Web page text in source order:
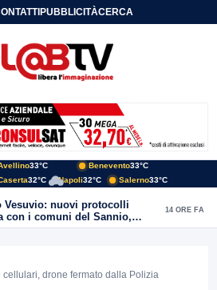
PUBBLICITÀCERCA
33°C Benevento33°C
32°C Napoli32°C Salerno33°C
Vesuvio: nuovi protocolli
con i comuni del Sannio,
il protocollo con Arpaise
14 ORE FA
cellulari, drone fermato dalla Polizia